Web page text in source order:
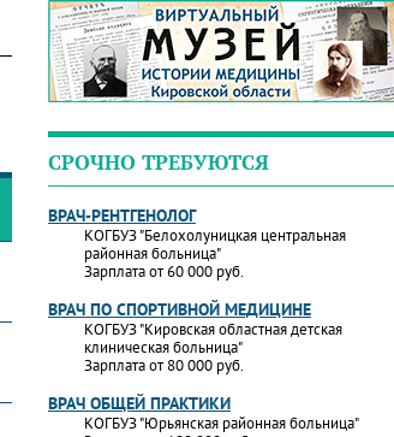
СРОЧНО ТРЕБУЮТСЯ
ВРАЧ-РЕНТГЕНОЛОГ
КОГБУЗ "Белохолуницкая центральная
районная больница"
Зарплата от 60 000 руб.
ВРАЧ ПО СПОРТИВНОЙ МЕДИЦИНЕ
КОГБУЗ "Кировская областная детская
клиническая больница"
Зарплата от 80 000 руб.
ВРАЧ ОБЩЕЙ ПРАКТИКИ
КОГБУЗ "Юрьянская районная больница"